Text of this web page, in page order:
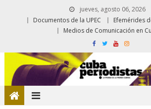
jueves, agosto 06, 2026
Documentos de la UPEC
Efemérides
Medios de Comunicación en